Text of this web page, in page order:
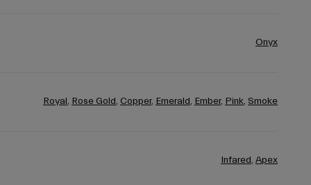
Onyx
Royal, Rose Gold, Copper, Emerald, Ember, Pink, Smoke
Infared, Apex